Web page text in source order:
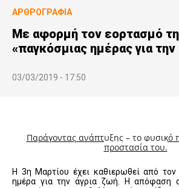
ΑΡΘΡΟΓΡΑΦΊΑ
Με αφορμή τον εορτασμό
«παγκόσμιας ημέρας για
03/03/2019 - 17:50
Παράγοντας ανάπτυξης – το φυσικό
προστασία του.
Η 3η Μαρτίου έχει καθιερωθεί από
ημέρα για την άγρια ζωή. Η απόφαση